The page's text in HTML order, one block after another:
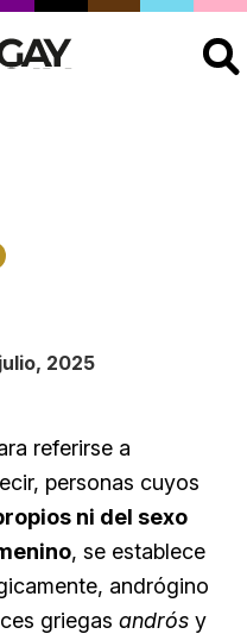
2025
referirse a
personas cuyos
ni del sexo
, se establece
andrógino
griegas andrós y